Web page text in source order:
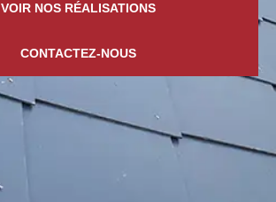
VOIR NOS RÉALISATIONS
CONTACTEZ-NOUS